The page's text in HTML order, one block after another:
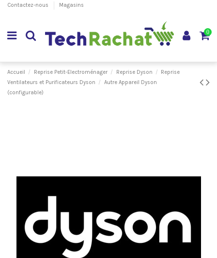
Contactez-nous Magasins
0
Accueil Reprise Petit-Electroménager Reprise Dyson
Reprise
Ventilateurs et Purificateurs Dyson
Autre Appareil Dyson
(configurable)